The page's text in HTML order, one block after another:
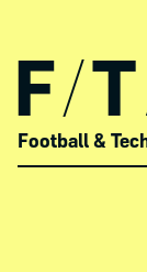
F/T
Football &